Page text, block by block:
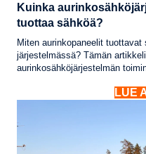
Kuinka
tuottaa sähköä?
Miten aurinkopaneelit
järjestelmässä? Tämän
aurinkosähköjärjestelmän
LUE